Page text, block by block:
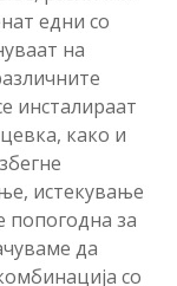
едни со
на
инсталираат
како и
истекување
попогодна за
да
со